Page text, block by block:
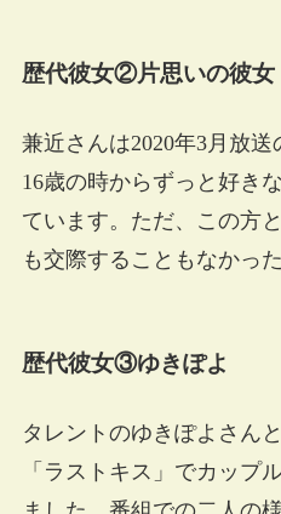
歴代彼女②片思いの彼女
兼近さんは2020年3月放
16歳の時からずっと好き
ています。ただ、この方
も交際することもなかっ
歴代彼女③ゆきぽよ
タレントのゆきぽよさん
「ラストキス」でカップ